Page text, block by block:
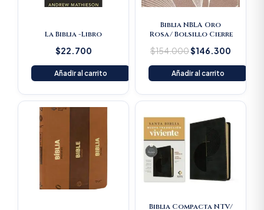
La Biblia -Libro
$22.700
Añadir al carrito
Biblia NBLA Oro
Rosa/ Bolsillo Cierre
$154.000$146.300
Añadir al carrito
Original
$159.000.
Current
$151.050.
Biblia Compacta NTV/
was:
$145.200.
Current
is: